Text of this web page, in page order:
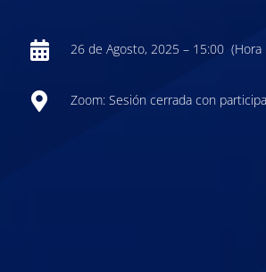
26 de Agosto, 2025 – 15:00 (Hora
Zoom: Sesión cerrada con